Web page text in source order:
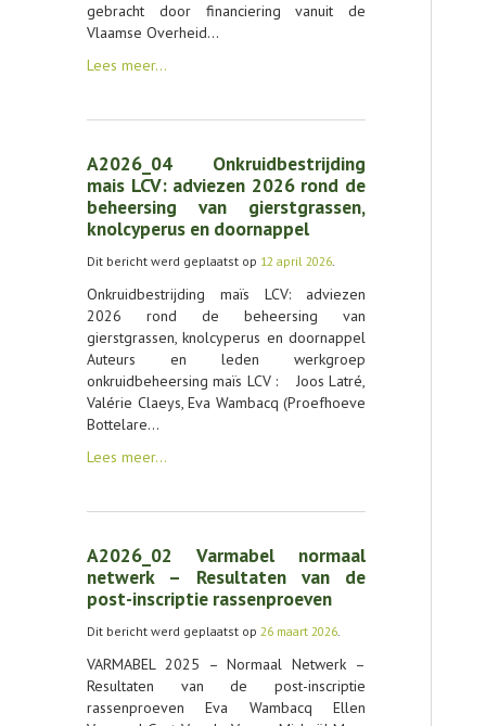
gebracht door financiering vanuit de
Vlaamse Overheid…
Lees meer…
A2026_04 Onkruidbestrijding
mais LCV: adviezen 2026 rond de
beheersing van gierstgrassen,
knolcyperus en doornappel
Dit bericht werd geplaatst op 12 april 2026.
Onkruidbestrijding maïs LCV: adviezen
2026 rond de beheersing van
gierstgrassen, knolcyperus en doornappel
Auteurs en leden werkgroep
onkruidbeheersing maïs LCV : Joos Latré,
Valérie Claeys, Eva Wambacq (Proefhoeve
Bottelare…
Lees meer…
A2026_02 Varmabel normaal
netwerk – Resultaten van de
post-inscriptie rassenproeven
Dit bericht werd geplaatst op 26 maart 2026.
VARMABEL 2025 – Normaal Netwerk –
Resultaten van de post-inscriptie
rassenproeven Eva Wambacq Ellen